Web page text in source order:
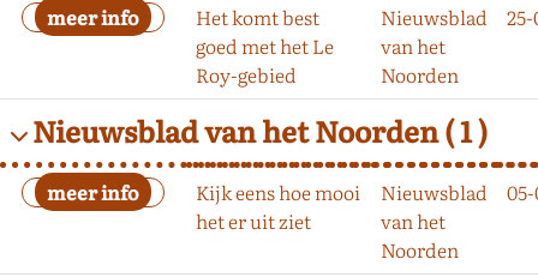
Het komt best
goed met het Le
Roy-gebied
Nieuwsblad
van het
Noorden
25-
Nieuwsblad van het Noorden( 1 )
Kijk eens hoe mooi
het er uit ziet
Nieuwsblad
van het
Noorden